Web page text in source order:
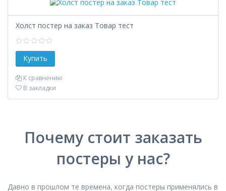
Холст постер на заказ Товар тест
К сравнению
В закладки
Почему стоит заказать
постеры у нас?
Давно в прошлом те времена, когда постеры применялись в